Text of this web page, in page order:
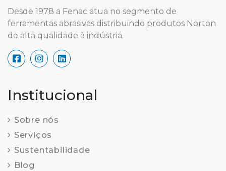
Desde 1978 a Fenac atua no segmento de
ferramentas abrasivas distribuindo produtos Norton
de alta qualidade à indústria.
Institucional
Sobre nós
Serviços
Sustentabilidade
Blog